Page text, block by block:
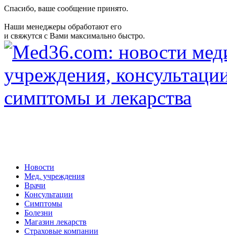
Спасибо, ваше сообщение принято.
Наши менеджеры обработают его
и свяжутся с Вами максимально быстро.
Новости
Мед. учреждения
Врачи
Консультации
Симптомы
Болезни
Магазин лекарств
Страховые компании